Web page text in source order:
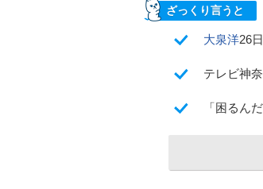
ざっくり言うと
大泉洋26
テレビ神
「困るん